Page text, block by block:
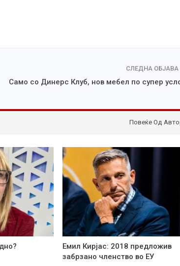
СЛЕДНА ОБЈАВА
Само со Динерс Клуб, нов мебел по супер
Повеќе Од
Емил Кирјас: 2018 предложив
забрзано членство во ЕУ